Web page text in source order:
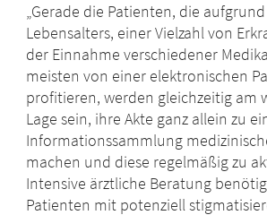
„Gerade die Patienten, die
Lebensalters, einer Vielzahl von
der Einnahme verschiedener
meisten von einer elektronischen
profitieren, werden gleichzeitig am
Lage sein, ihre Akte ganz allein zu
Informationssammlung
machen und diese regelmäßig zu
Intensive ärztliche Beratung
Patienten mit potenziell